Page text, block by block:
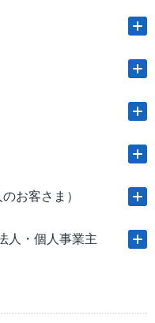
お客さま）
人・個人事業主